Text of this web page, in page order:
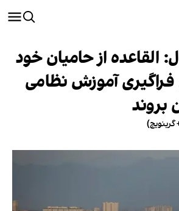
القاعده از حامیان خود
آموزش نظامی
بروند